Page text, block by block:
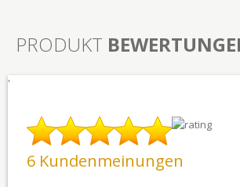
PRODUKT
'
6 Kundenmeinungen